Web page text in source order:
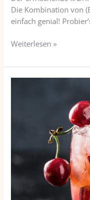
Die Kombination von
einfach genial!
Weiterlesen »